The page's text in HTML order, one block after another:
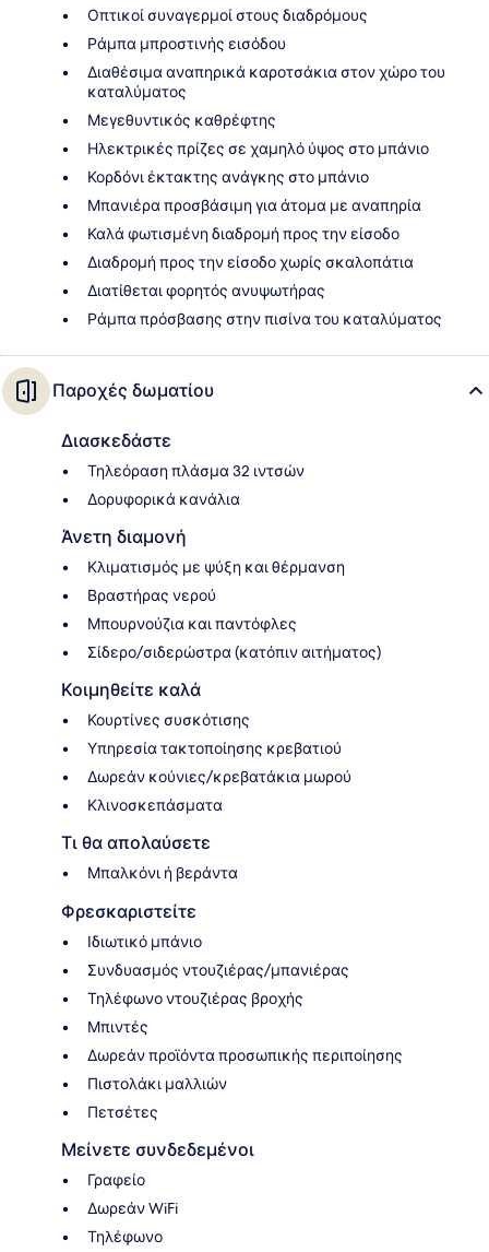
Οπτικοί συναγερμοί στους διαδρόμους
Ράμπα μπροστινής εισόδου
Διαθέσιμα αναπηρικά καροτσάκια στον χώρο του
καταλύματος
Μεγεθυντικός καθρέφτης
Ηλεκτρικές πρίζες σε χαμηλό ύψος στο μπάνιο
Κορδόνι έκτακτης ανάγκης στο μπάνιο
Μπανιέρα προσβάσιμη για άτομα με αναπηρία
Καλά φωτισμένη διαδρομή προς την είσοδο
Διαδρομή προς την είσοδο χωρίς σκαλοπάτια
Διατίθεται φορητός ανυψωτήρας
Ράμπα πρόσβασης στην πισίνα του καταλύματος
Παροχές δωματίου
Διασκεδάστε
Τηλεόραση πλάσμα 32 ιντσών
Δορυφορικά κανάλια
Άνετη διαμονή
Κλιματισμός με ψύξη και θέρμανση
Βραστήρας νερού
Μπουρνούζια και παντόφλες
Σίδερο/σιδερώστρα (κατόπιν αιτήματος)
Κοιμηθείτε καλά
Κουρτίνες συσκότισης
Υπηρεσία τακτοποίησης κρεβατιού
Δωρεάν κούνιες/κρεβατάκια μωρού
Κλινοσκεπάσματα
Τι θα απολαύσετε
Μπαλκόνι ή βεράντα
Φρεσκαριστείτε
Ιδιωτικό μπάνιο
Συνδυασμός ντουζιέρας/μπανιέρας
Τηλέφωνο ντουζιέρας βροχής
Μπιντές
Δωρεάν προϊόντα προσωπικής περιποίησης
Πιστολάκι μαλλιών
Πετσέτες
Μείνετε συνδεδεμένοι
Γραφείο
Δωρεάν WiFi
Τηλέφωνο